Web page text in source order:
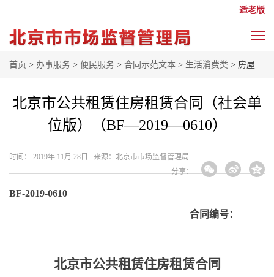
适老版
首页 > 办事服务 > 便民服务 > 合同示范文本 > 生活消费类 > 房屋
北京市公共租赁住房租赁合同（社会单
位版）（BF—2019—0610）
时间： 2019年 11月 28日 来源： ​北京市市场监督管理局
分享：
BF-2019-0610
合同编号：
北京市公共租赁住房租赁合同